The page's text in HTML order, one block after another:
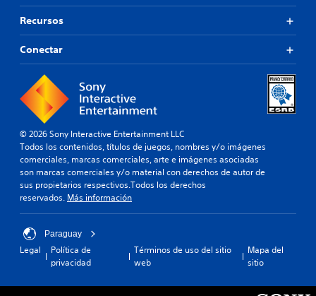
Recursos
Conectar
© 2026 Sony Interactive Entertainment LLC
Todos los contenidos, títulos de juegos, nombres y/o imágenes
comerciales, marcas comerciales, arte e imágenes asociadas
son marcas comerciales y/o material con derechos de autor de
sus propietarios respectivos.Todos los derechos
reservados. Más información
Paraguay
Legal
Política de
privacidad
Términos de uso del sitio
web
Mapa del
sitio